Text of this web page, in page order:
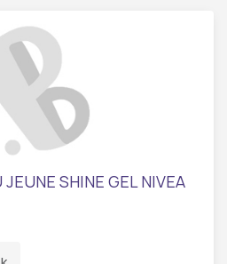
SHINE GEL NIVEA